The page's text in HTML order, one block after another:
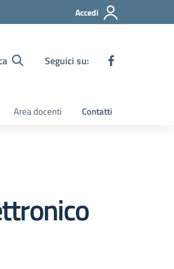
Accedi
Seguici su:
Area docenti Contatti